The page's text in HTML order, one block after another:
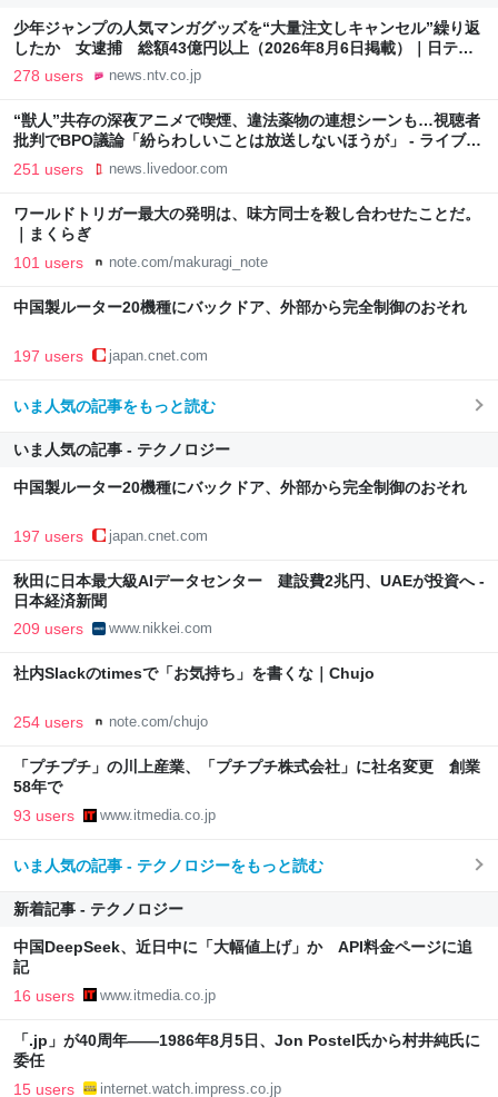
少年ジャンプの人気マンガグッズを“大量注文しキャンセル”繰り返
したか 女逮捕 総額43億円以上（2026年8月6日掲載）｜日テレ
NEWS NNN
278 users news.ntv.co.jp
“獣人”共存の深夜アニメで喫煙、違法薬物の連想シーンも…視聴者
批判でBPO議論「紛らわしいことは放送しないほうが」 - ライブド
アニュース
251 users news.livedoor.com
ワールドトリガー最大の発明は、味方同士を殺し合わせたことだ。
｜まくらぎ
101 users note.com/makuragi_note
中国製ルーター20機種にバックドア、外部から完全制御のおそれ
197 users japan.cnet.com
いま人気の記事をもっと読む
いま人気の記事 - テクノロジー
中国製ルーター20機種にバックドア、外部から完全制御のおそれ
197 users japan.cnet.com
秋田に日本最大級AIデータセンター 建設費2兆円、UAEが投資へ -
日本経済新聞
209 users www.nikkei.com
社内Slackのtimesで「お気持ち」を書くな｜Chujo
254 users note.com/chujo
「プチプチ」の川上産業、「プチプチ株式会社」に社名変更 創業
58年で
93 users www.itmedia.co.jp
いま人気の記事 - テクノロジーをもっと読む
新着記事 - テクノロジー
中国DeepSeek、近日中に「大幅値上げ」か API料金ページに追
記
16 users www.itmedia.co.jp
「.jp」が40周年――1986年8月5日、Jon Postel氏から村井純氏に
委任
15 users internet.watch.impress.co.jp